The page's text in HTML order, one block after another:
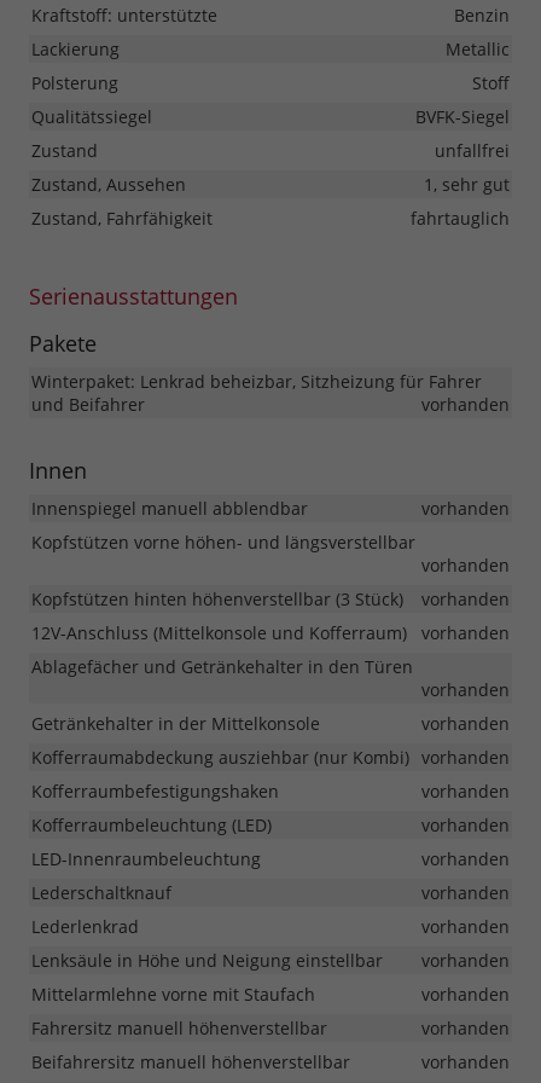
Kraftstoff: unterstützte
Benzin
Lackierung
Metallic
Polsterung
Stoff
Qualitätssiegel
BVFK-Siegel
Zustand
unfallfrei
Zustand, Aussehen
1, sehr gut
Zustand, Fahrfähigkeit
fahrtauglich
Serienausstattungen
Pakete
Winterpaket: Lenkrad beheizbar, Sitzheizung für Fahrer
und Beifahrer
vorhanden
Innen
Innenspiegel manuell abblendbar
vorhanden
Kopfstützen vorne höhen- und längsverstellbar
vorhanden
Kopfstützen hinten höhenverstellbar (3 Stück)
vorhanden
12V-Anschluss (Mittelkonsole und Kofferraum)
vorhanden
Ablagefächer und Getränkehalter in den Türen
vorhanden
Getränkehalter in der Mittelkonsole
vorhanden
Kofferraumabdeckung ausziehbar (nur Kombi) vorhanden
Kofferraumbefestigungshaken
vorhanden
Kofferraumbeleuchtung (LED)
vorhanden
LED-Innenraumbeleuchtung
vorhanden
Lederschaltknauf
vorhanden
Lederlenkrad
vorhanden
Lenksäule in Höhe und Neigung einstellbar
vorhanden
Mittelarmlehne vorne mit Staufach
vorhanden
Fahrersitz manuell höhenverstellbar
vorhanden
Beifahrersitz manuell höhenverstellbar
vorhanden